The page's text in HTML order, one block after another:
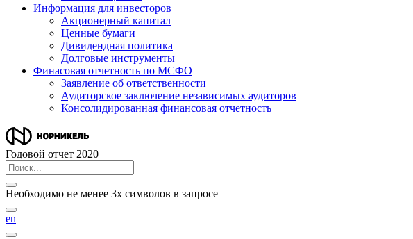
Информация для инвесторов
Акционерный капитал
Ценные бумаги
Дивидендная политика
Долговые инструменты
Финасовая отчетность по МСФО
Заявление об ответственности
Аудиторское заключение независимых аудиторов
Консолидированная финансовая отчетность
Годовой отчет 2020
Необходимо не менее 3х символов в запросе
en